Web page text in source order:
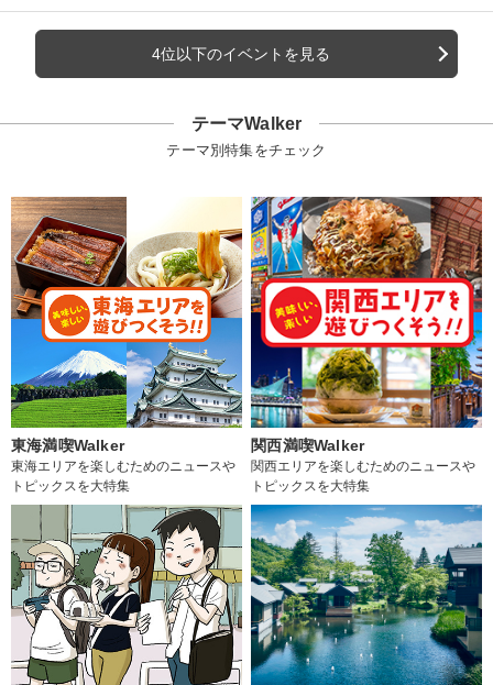
4位以下のイベントを見る
テーマWalker
テーマ別特集をチェック
東海満喫Walker
東海エリアを楽しむためのニュースや
トピックスを大特集
関西満喫Walker
関西エリアを楽しむためのニュースや
トピックスを大特集